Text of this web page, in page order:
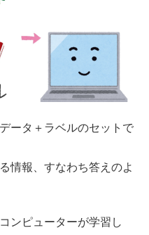
ータ＋ラベルのセットで
情報、すなわち答えのよ
ンピューターが学習し